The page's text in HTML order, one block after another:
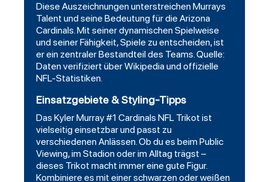
Diese Auszeichnungen unterstreichen Murrays
Talent und seine Bedeutung für die Arizona
Cardinals. Mit seiner dynamischen Spielweise
und seiner Fähigkeit, Spiele zu entscheiden, ist
er ein zentraler Bestandteil des Teams. Quelle:
Daten verifiziert über Wikipedia und offizielle
NFL-Statistiken.
Einsatzgebiete & Styling-Tipps
Das Kyler Murray #1 Cardinals NFL Trikot ist
vielseitig einsetzbar und passt zu
verschiedenen Anlässen. Ob du es beim Public
Viewing, im Stadion oder im Alltag trägst –
dieses Trikot macht immer eine gute Figur.
Kombiniere es mit einer schwarzen oder weißen